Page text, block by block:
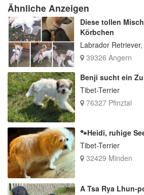
Ähnliche Anzeigen
Diese tollen
Körbchen
Labrador
39326 Angern
Benji sucht ein
Tibet-Terrier
76327 Pfinztal
🐾Heidi, ruhige
Tibet-Terrier
32429 Minden
A Tsa Rya Lhun-